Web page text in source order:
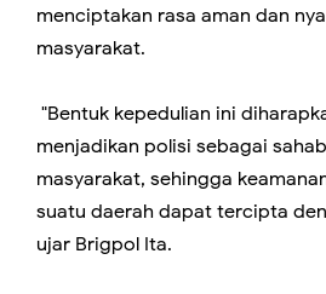
menciptakan rasa aman dan
masyarakat.
"Bentuk kepedulian ini
menjadikan polisi sebagai
masyarakat, sehingga
suatu daerah dapat tercipta
ujar Brigpol Ita.